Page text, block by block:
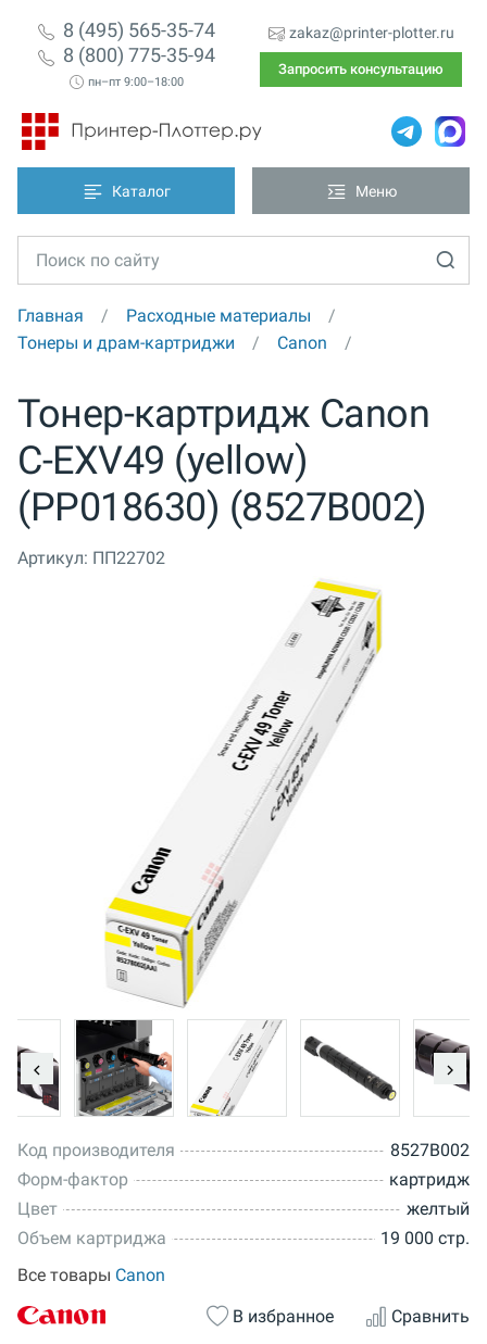
8 (495) 565-35-74
8 (800) 775-35-94
пн–пт 9:00–18:00
zakaz@printer-plotter.ru
Запросить консультацию
Каталог Меню
Главная
Расходные материалы
Тонеры и драм-картриджи
Canon
Тонер-картридж Canon
C-EXV49 (yellow)
(PP018630) (8527B002)
Артикул: ПП22702
Код производителя
8527B002
Форм-фактор
картридж
Цвет
желтый
Объем картриджа
19 000 стр.
Все товары Canon
В избранное
Сравнить